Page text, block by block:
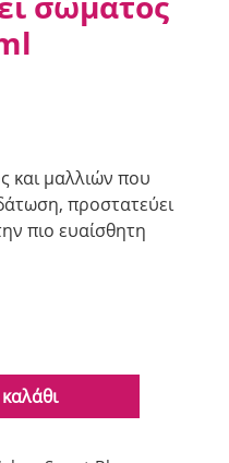
και μαλλιών που
προστατεύει
πιο ευαίσθητη